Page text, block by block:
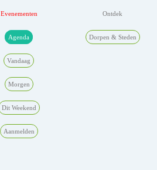
Evenementen
Agenda
Vandaag
Morgen
Dit Weekend
Aanmelden
Ontdek
Dorpen & Steden